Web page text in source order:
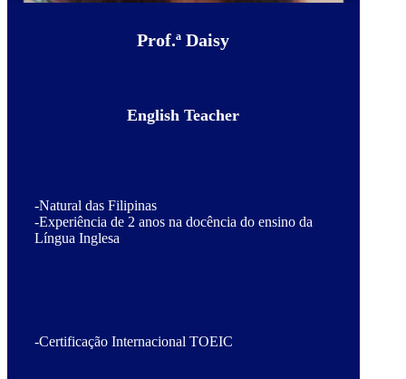
Prof.ª Daisy
English Teacher
-Natural das Filipinas
-Experiência de 2 anos na docência do ensino da
Língua Inglesa
-Certificação Internacional TOEIC